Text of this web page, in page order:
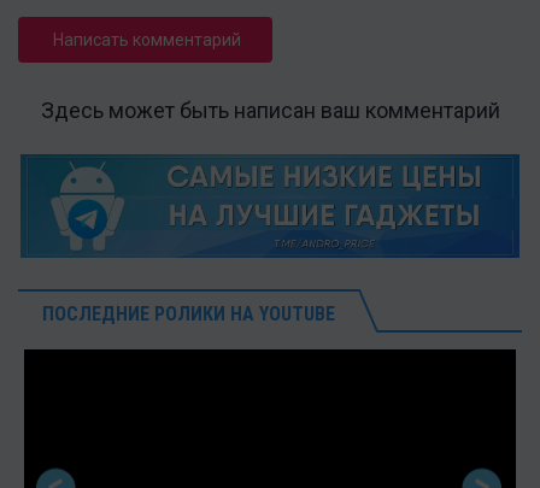
Написать комментарий
Здесь может быть написан ваш комментарий
ПОСЛЕДНИЕ РОЛИКИ НА YOUTUBE